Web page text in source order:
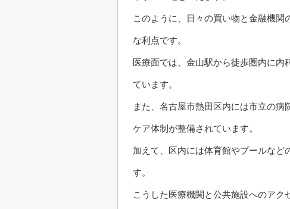
このように、日々の買い物と金融機
な利点です。
医療面では、金山駅から徒歩圏内に内
ています。
また、名古屋市熱田区内には市立の
ケア体制が整備されています。
加えて、区内には体育館やプールな
す。
こうした医療機関と公共施設へのアク